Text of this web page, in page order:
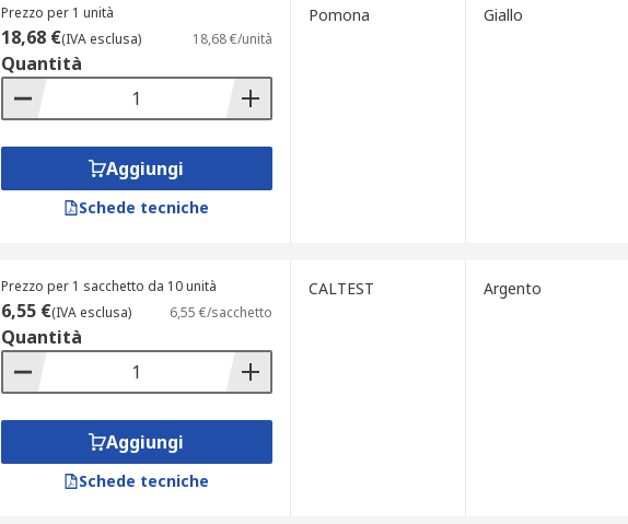
Prezzo per 1 unità
18,68 €(IVA esclusa) 18,68 €/unità
Quantità
Aggiungi
Schede tecniche
Pomona Giallo
Prezzo per 1 sacchetto da 10 unità
6,55 €(IVA esclusa) 6,55 €/sacchetto
Quantità
Aggiungi
Schede tecniche
CALTEST Argento